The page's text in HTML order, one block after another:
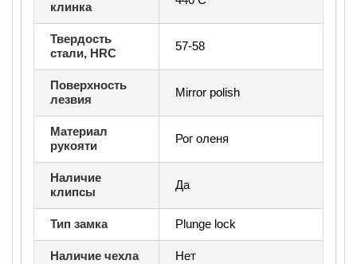
клинка
Твердость
стали, HRC
57-58
Поверхность
лезвия
Mirror polish
Материал
рукояти
Рог оленя
Наличие
клипсы
Да
Тип замка Plunge lock
Наличие чехла Нет